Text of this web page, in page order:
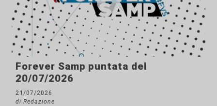
Forever Samp puntata del
20/07/2026
21/07/2026
di Redazione